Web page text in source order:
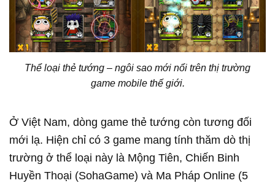
Thể loại thẻ tướng – ngôi sao mới nổi trên thị trường
game mobile thế giới.
Ở Việt Nam, dòng game thẻ tướng còn tương đối
mới lạ. Hiện chỉ có 3 game mang tính thăm dò thị
trường ở thể loại này là Mộng Tiên, Chiến Binh
Huyền Thoại (SohaGame) và Ma Pháp Online (5